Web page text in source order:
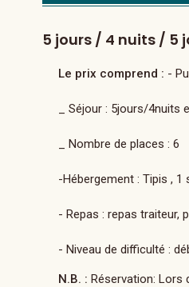
5 jours / 4 nuits / 5
Le prix comprend : -
_ Séjour : 5jours/4nuits
_ Nombre de places : 6
-Hébergement : Tipis , 1
- Repas : repas traiteur,
- Niveau de difficulté :
N.B. : Réservation: Lors